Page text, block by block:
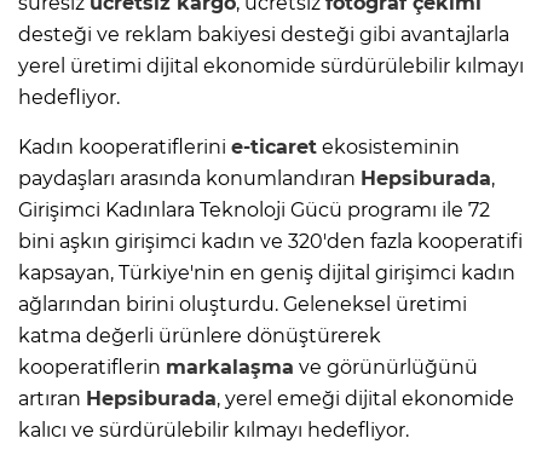
desteği ve reklam bakiyesi desteği gibi avantajlarla
yerel üretimi dijital ekonomide sürdürülebilir kılmayı
hedefliyor.
Kadın kooperatiflerini e-ticaret ekosisteminin
paydaşları arasında konumlandıran Hepsiburada,
Girişimci Kadınlara Teknoloji Gücü programı ile 72
bini aşkın girişimci kadın ve 320'den fazla kooperatifi
kapsayan, Türkiye'nin en geniş dijital girişimci kadın
ağlarından birini oluşturdu. Geleneksel üretimi
katma değerli ürünlere dönüştürerek
kooperatiflerin markalaşma ve görünürlüğünü
artıran Hepsiburada, yerel emeği dijital ekonomide
kalıcı ve sürdürülebilir kılmayı hedefliyor.